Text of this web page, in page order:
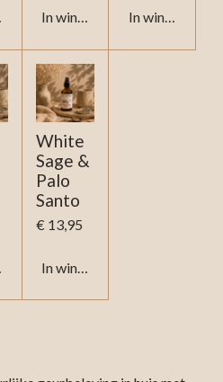
In winkelwagenIn
White
Sage &
Palo
Santo
€ 13,95
In winkelwagen